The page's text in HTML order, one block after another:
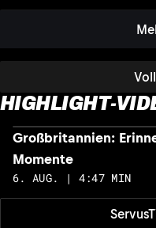
HIGHLIGHT-
Großbritannien:
Momente
6. AUG. | 4:47 MIN